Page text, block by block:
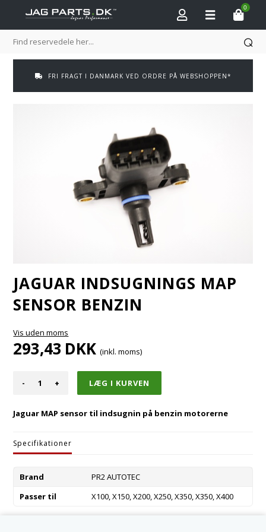
0
FRI FRAGT I DANMARK VED ORDRE PÅ WEBSHOPPEN*
JAGUAR INDSUGNINGS MAP
SENSOR BENZIN
Vis uden moms
293,43 DKK (inkl. moms)
- +
Jaguar MAP sensor til indsugnin på benzin motorerne
Specifikationer
Brand
PR2 AUTOTEC
Passer til
X100, X150, X200, X250, X350, X350, X400